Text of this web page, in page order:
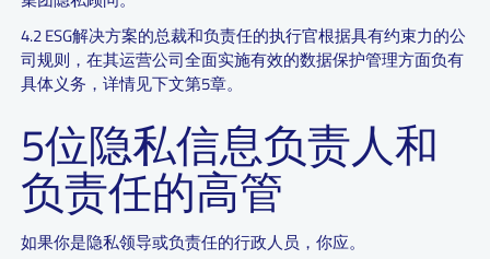
4.2 ESG解决方案的总裁和负责任的执行官根据具有约束力的公
司规则，在其运营公司全面实施有效的数据保护管理方面负有
具体义务，详情见下文第5章。
5位隐私信息负责人和
负责任的高管
如果你是隐私领导或负责任的行政人员，你应。